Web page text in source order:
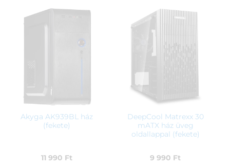
Akyga AK939BL ház
(fekete)
11 990 Ft
DeepCool Matrexx 30
mATX ház üveg
oldallappal (fekete)
9 990 Ft